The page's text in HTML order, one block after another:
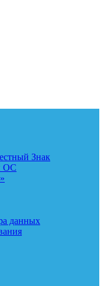
Знак
ОС
данных